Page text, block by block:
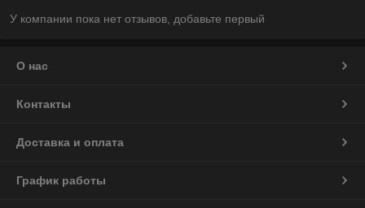
У компании пока нет отзывов, добавьте первый
О нас
Контакты
Доставка и оплата
График работы